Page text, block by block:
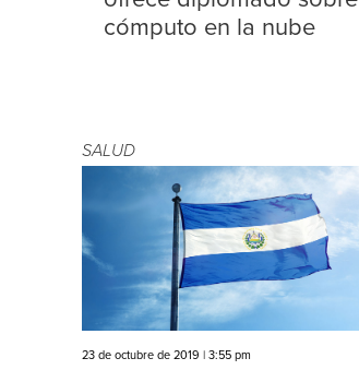
cómputo en la nube
SALUD
23 de octubre de 2019 | 3:55 pm